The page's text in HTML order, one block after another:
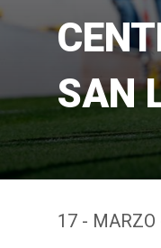
SAN
17 - MARZO